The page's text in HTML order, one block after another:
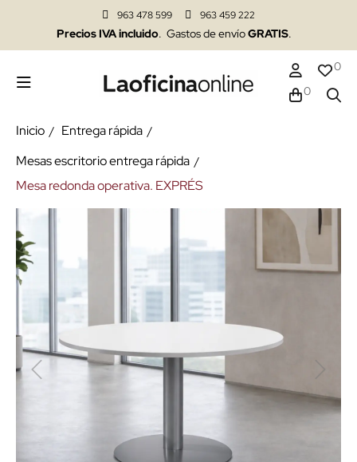
963 478 599 963 459 222
Precios IVA incluido. Gastos de envíoGRATIS.
0
0
Inicio
Entrega rápida
Mesas escritorio entrega rápida
Mesa redonda operativa. EXPRÉS